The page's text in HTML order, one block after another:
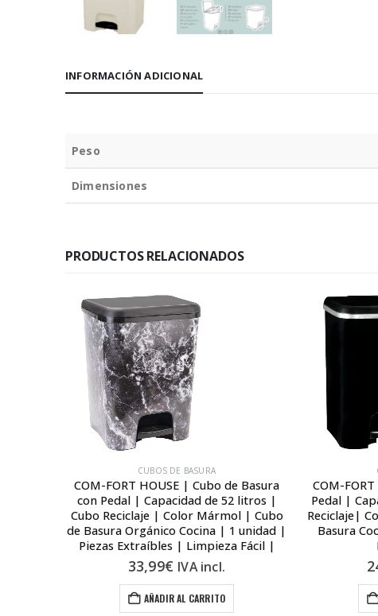
INFORMACIÓN ADICIONAL
Peso
Dimensiones
PRODUCTOS RELACIONADOS
CUBOS DE BASURA
COM-FORT HOUSE | Cubo de Basura
con Pedal | Capacidad de 52 litros |
Cubo Reciclaje | Color Mármol | Cubo
de Basura Orgánico Cocina | 1 unidad |
Piezas Extraíbles | Limpieza Fácil |
33,99€ IVA incl.
AÑADIR AL CARRITO
COM-
Pedal |
Reciclaje|
Basura